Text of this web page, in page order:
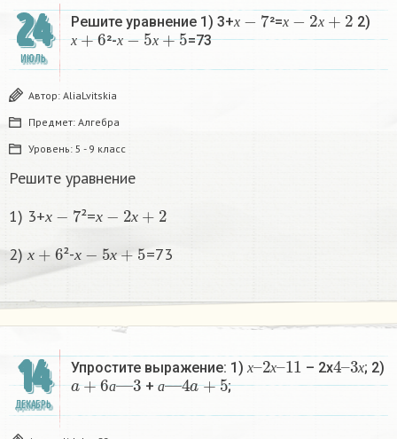
24
ИЮЛЬ
Решите уравнение 1) 3+ х
х 7
²= х
х−2
х
х+2
2)
х
х+6
²-х
х −5
х
х+5
=73
Автор: AliaLvitskia
Предмет: Алгебра
Уровень: 5 - 9 класс
Решите уравнение
1) 3+х ²=х х
2)х ²-х х =73
14
ДЕКАБРЬ
Упростите выражение: 1) х
х–
2
х
х–
11
– 2х х
4–
3х
; 2)
a+6
а
а—3
+а
а—4a+5
;​